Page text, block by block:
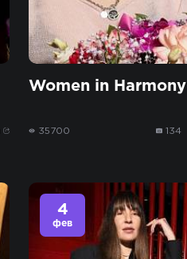
Women in Harmony
35700 134
4
фев